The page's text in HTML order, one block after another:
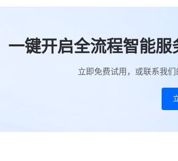
一键开启全流程智能
立即免费试用，或联系我